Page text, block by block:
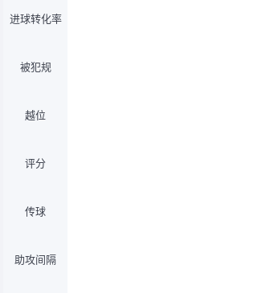
进球转化率
被犯规
越位
评分
传球
助攻间隔